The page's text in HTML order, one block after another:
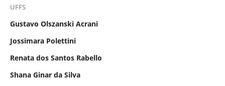
UFFS
Gustavo Olszanski Acrani
Jossimara Polettini
Renata dos Santos Rabello
Shana Ginar da Silva